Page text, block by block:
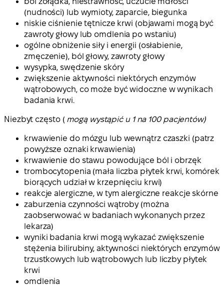
(nudności) lub wymioty, zaparcie, biegunka
niskie ciśnienie tętnicze krwi (objawami mogą być
zawroty głowy lub omdlenia po wstaniu)
ogólne obniżenie siły i energii (osłabienie,
zmęczenie), ból głowy, zawroty głowy
wysypka, swędzenie skóry
zwiększenie aktywności niektórych enzymów
wątrobowych, co może być widoczne w wynikach
badania krwi.
Niezbyt często ( mogą wystąpić u 1 na 100 pacjentów)
krwawienie do mózgu lub wewnątrz czaszki (patrz
powyższe oznaki krwawienia)
krwawienie do stawu powodujące ból i obrzęk
trombocytopenia (mała liczba płytek krwi, komórek
biorących udział w krzepnięciu krwi)
reakcje alergiczne, w tym alergiczne reakcje skórne
zaburzenia czynności wątroby (można
zaobserwować w badaniach wykonanych przez
lekarza)
wyniki badania krwi mogą wykazać zwiększenie
stężenia bilirubiny, aktywności niektórych enzymów
trzustkowych lub wątrobowych lub liczby płytek
krwi
omdlenia